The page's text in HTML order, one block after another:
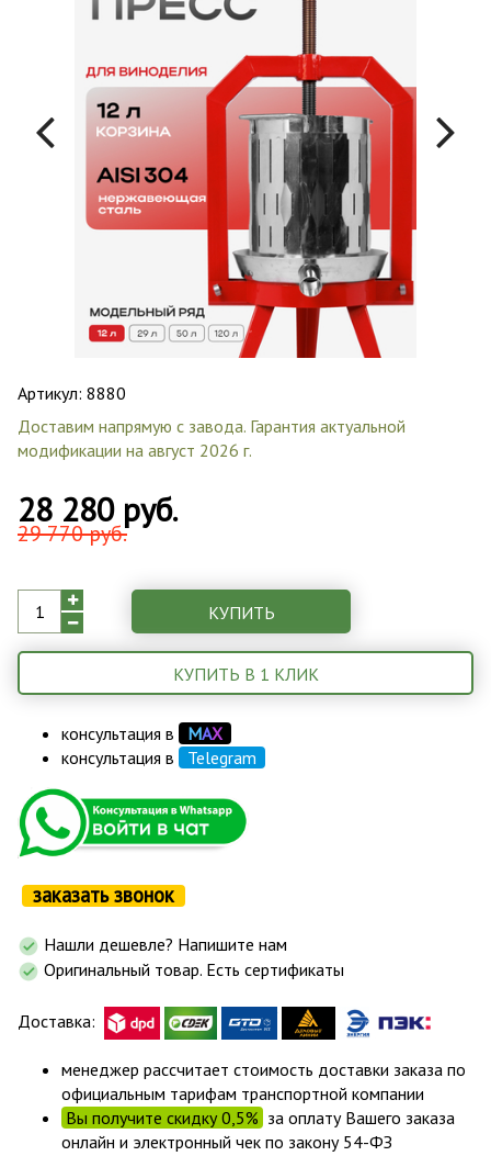
Артикул: 8880
Доставим напрямую с завода. Гарантия актуальной
модификации на август 2026 г.
28 280 руб.
29 770 руб.
КУПИТЬ
КУПИТЬ В 1 КЛИК
консультация в МАХ
консультация в Telegram
заказать звонок
Нашли дешевле? Напишите нам
Оригинальный товар. Есть сертификаты
Доставка:
менеджер рассчитает стоимость доставки заказа по
официальным тарифам транспортной компании
Вы получите скидку 0,5% за оплату Вашего заказа
онлайн и электронный чек по закону 54-ФЗ